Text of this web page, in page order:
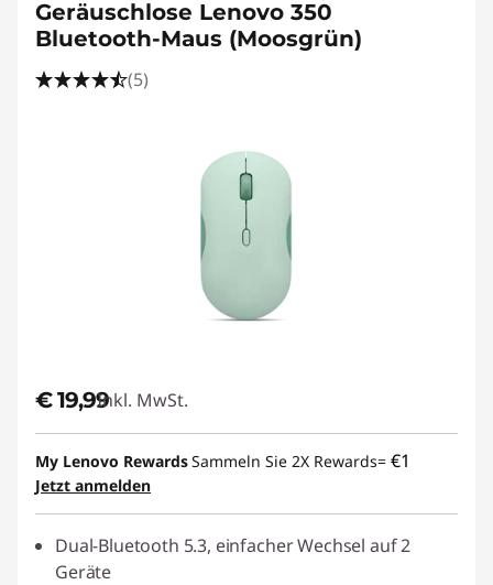
Geräuschlose Lenovo 350
Bluetooth-Maus (Moosgrün)
(5)
€ 19,99Inkl. MwSt.
My Lenovo RewardsSammeln Sie 2X Rewards= €1
Jetzt anmelden
Dual-Bluetooth 5.3, einfacher Wechsel auf 2
Geräte